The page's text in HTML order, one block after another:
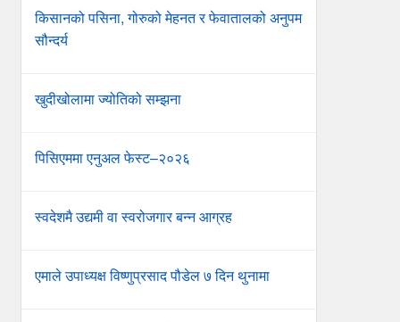
किसानको पसिना, गोरुको मेहनत र फेवातालको अनुपम
सौन्दर्य
खुदीखोलामा ज्योतिको सम्झना
पिसिएममा एनुअल फेस्ट–२०२६
स्वदेशमै उद्यमी वा स्वरोजगार बन्न आग्रह
एमाले उपाध्यक्ष विष्णुप्रसाद पौडेल ७ दिन थुनामा